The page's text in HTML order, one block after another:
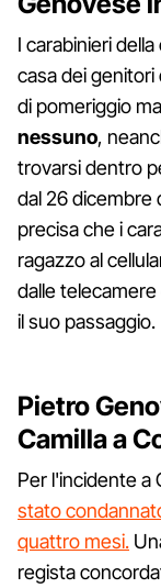
I carabinieri
casa dei
di pomeriggio ma
nessuno,
trovarsi dentro
dal 26 dicembre
precisa che i
ragazzo al
dalle
il suo passaggio.
Pietro
Camilla a
Per l'incidente a
stato
quattro mesi.
regista